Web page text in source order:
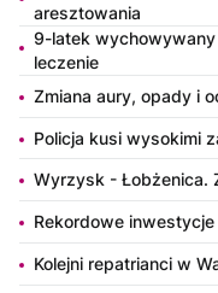
aresztowania
9-latek
leczenie
Zmiana aury, opady i
Policja kusi wysokimi
Wyrzysk - Łobżenica.
Rekordowe
Kolejni repatrianci w